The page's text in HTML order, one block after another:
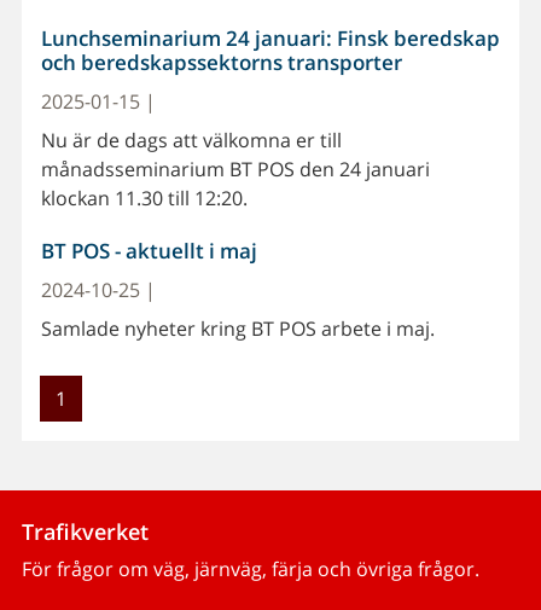
Lunchseminarium 24 januari: Finsk beredskap
och beredskapssektorns transporter
2025-01-15 |
Nu är de dags att välkomna er till
månadsseminarium BT POS den 24 januari
klockan 11.30 till 12:20.
BT POS - aktuellt i maj
2024-10-25 |
Samlade nyheter kring BT POS arbete i maj.
1
Trafikverket
För frågor om väg, järnväg, färja och övriga frågor.